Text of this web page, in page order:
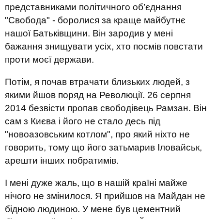
представниками політичного об’єднання
"Свобода" - боролися за краще майбутнє
нашої Батьківщини. Він зародив у мені
бажання знищувати усіх, хто посмів повстати
проти моєї держави.
Потім, я почав втрачати близьких людей, з
якими йшов поряд на Революції. 26 серпня
2014 безвісти пропав свободівець Рамзан. Він
сам з Києва і його не стало десь під
"новоазовським котлом", про який ніхто не
говорить, тому що його затьмарив Іловайськ,
арешти інших побратимів.
І мені дуже жаль, що в нашій країні майже
нічого не змінилося. Я прийшов на Майдан не
бідною людиною. У мене був цементний